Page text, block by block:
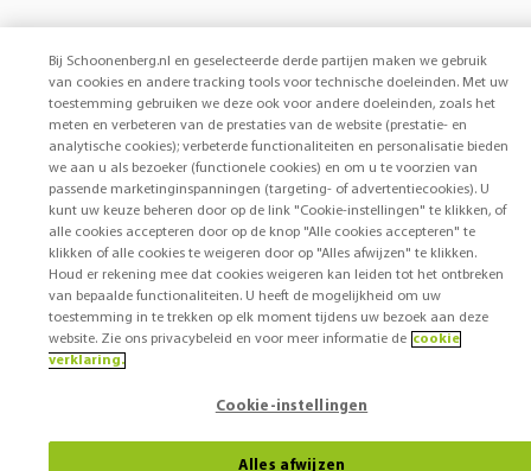
Bij Schoonenberg.nl en geselecteerde derde partijen maken we gebruik
van cookies en andere tracking tools voor technische doeleinden. Met uw
toestemming gebruiken we deze ook voor andere doeleinden, zoals het
meten en verbeteren van de prestaties van de website (prestatie- en
analytische cookies); verbeterde functionaliteiten en personalisatie bieden
we aan u als bezoeker (functionele cookies) en om u te voorzien van
passende marketinginspanningen (targeting- of advertentiecookies). U
kunt uw keuze beheren door op de link "Cookie-instellingen" te klikken, of
alle cookies accepteren door op de knop "Alle cookies accepteren" te
klikken of alle cookies te weigeren door op "Alles afwijzen" te klikken.
Houd er rekening mee dat cookies weigeren kan leiden tot het ontbreken
van bepaalde functionaliteiten. U heeft de mogelijkheid om uw
toestemming in te trekken op elk moment tijdens uw bezoek aan deze
website. Zie ons privacybeleid en voor meer informatie de cookie
verklaring.
Cookie-instellingen
Alles afwijzen